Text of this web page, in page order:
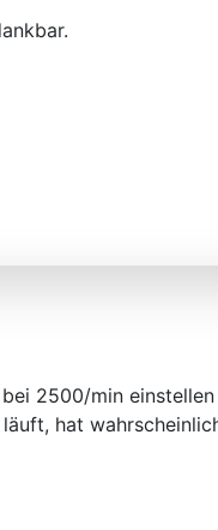
2500/min
hat